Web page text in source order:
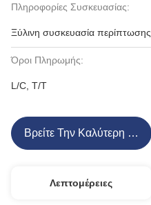
Πληροφορίες Συσκευασίας:
Ξύλινη συσκευασία περίπτωσης
Όροι Πληρωμής:
L/C, T/T
Βρείτε Την Καλύτερη Τιμή
Λεπτομέρειες